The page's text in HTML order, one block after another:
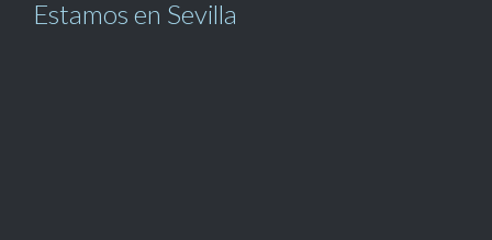
Estamos en Sevilla